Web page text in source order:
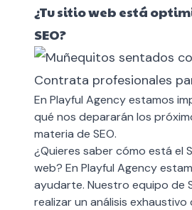
¿Tu sitio web está
SEO?
Contrata profesionales
En Playful Agency estamos
qué nos depararán los
materia de SEO.
¿Quieres saber cómo está el
web? En Playful Agency
ayudarte. Nuestro equipo de
realizar un análisis